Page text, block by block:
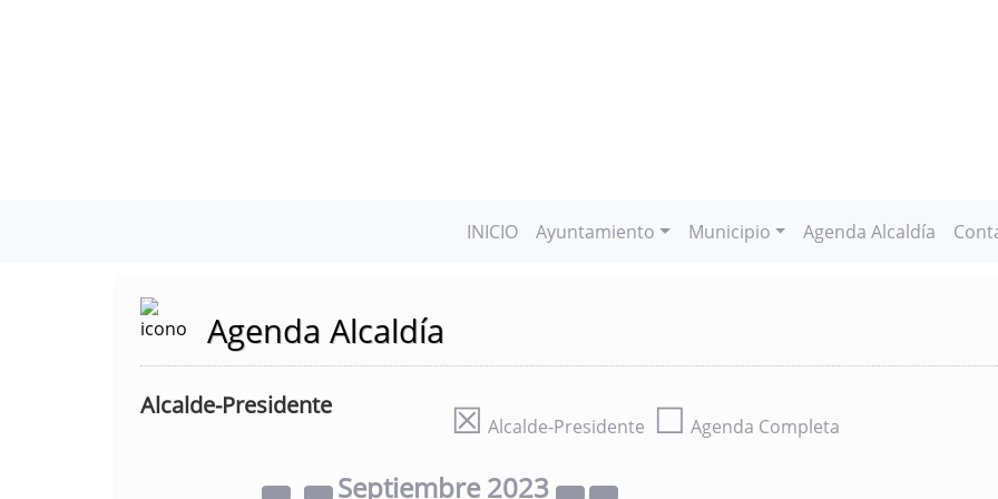
INICIO Ayuntamiento Municipio Agenda Alcaldía
Agenda Alcaldía
Alcalde-Presidente ☒ Alcalde-Presidente ☐ Agenda Completa
Septiembre 2023